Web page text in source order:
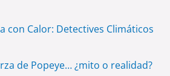
con Calor: Detectives Climáticos
de Popeye… ¿mito o realidad?